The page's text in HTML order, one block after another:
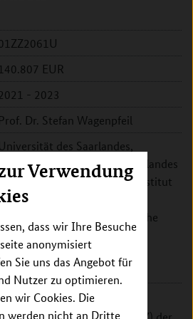
Verwendung
dass wir Ihre Besuche
anonymisiert
Sie uns das Angebot für
Nutzer zu optimieren.
wir Cookies. Die
werden nicht an Dritte
140.807 EUR
- 2023
Prof. Dr. Stefan Wagenpfeil
Universität des Saarlandes,
Universitätsklinikum des Saarlandes
Medizinische Fakultät, Institut
Medizinische Biometrie,
Epidemiologie und Medizinische
(IMBEI)
Str. 86
Homburg